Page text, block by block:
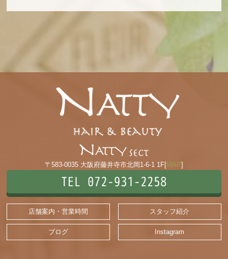
〒583-0035 大阪府藤井寺市北岡1-6-1 1F[MAP]
TEL 072-931-2258
店舗案内・営業時間 スタッフ紹介
ブログ Instagram